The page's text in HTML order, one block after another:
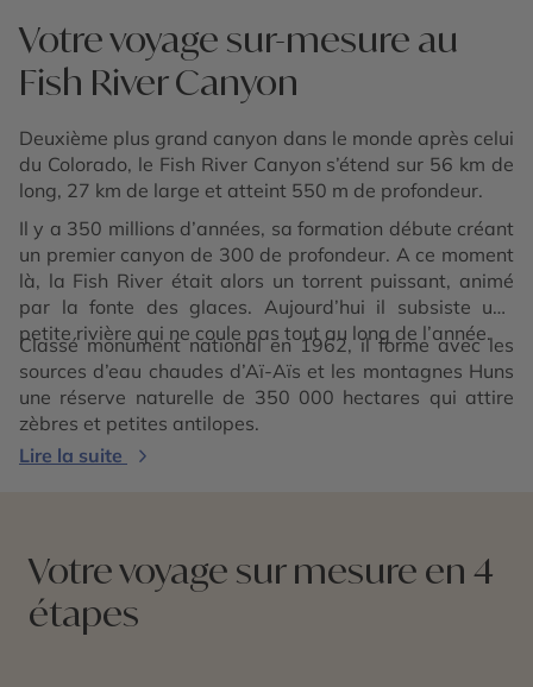
Votre voyage sur-mesure au
Fish River Canyon
Deuxième plus grand canyon dans le monde après celui
du Colorado, le Fish River Canyon s’étend sur 56 km de
long, 27 km de large et atteint 550 m de profondeur.
Il y a 350 millions d’années, sa formation débute créant
un premier canyon de 300 de profondeur. A ce moment
là, la Fish River était alors un torrent puissant, animé
par la fonte des glaces. Aujourd’hui il subsiste une
petite rivière qui ne coule pas tout au long de l’année.
Classé monument national en 1962, il forme avec les
sources d’eau chaudes d’Aï-Aïs et les montagnes Huns
une réserve naturelle de 350 000 hectares qui attire
zèbres et petites antilopes.
Lire la suite
Votre voyage sur mesure en 4
étapes